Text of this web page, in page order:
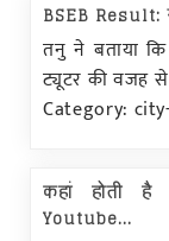
BSEB Result:
तनु ने बताया
ट्यूटर की वजह
Category:
कहां होती है
Youtube...